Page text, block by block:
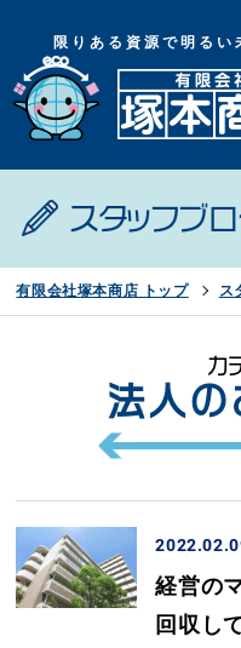
限りある資源で明るい
スタッフブ
有限会社塚本商店 トップ ス
カ
法人の
経営の
回収し